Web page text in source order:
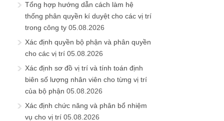
Tổng hợp hướng dẫn cách làm hệ
thống phân quyền kí duyệt cho các vị trí
trong công ty 05.08.2026
Xác định quyền bộ phận và phân quyền
cho các vị trí 05.08.2026
Xác định sơ đồ vị trí và tính toán định
biên số lượng nhân viên cho từng vị trí
của bộ phận 05.08.2026
Xác định chức năng và phân bổ nhiệm
vụ cho vị trí 05.08.2026